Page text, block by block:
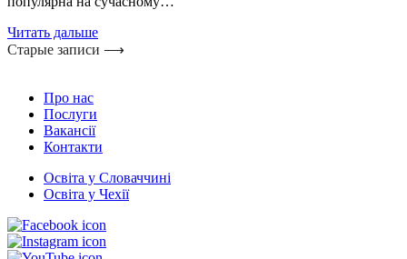
Читать дальше
Старые записи ⟶
Про нас
Послуги
Вакансії
Контакти
Освіта у Словаччині
Освіта у Чехії